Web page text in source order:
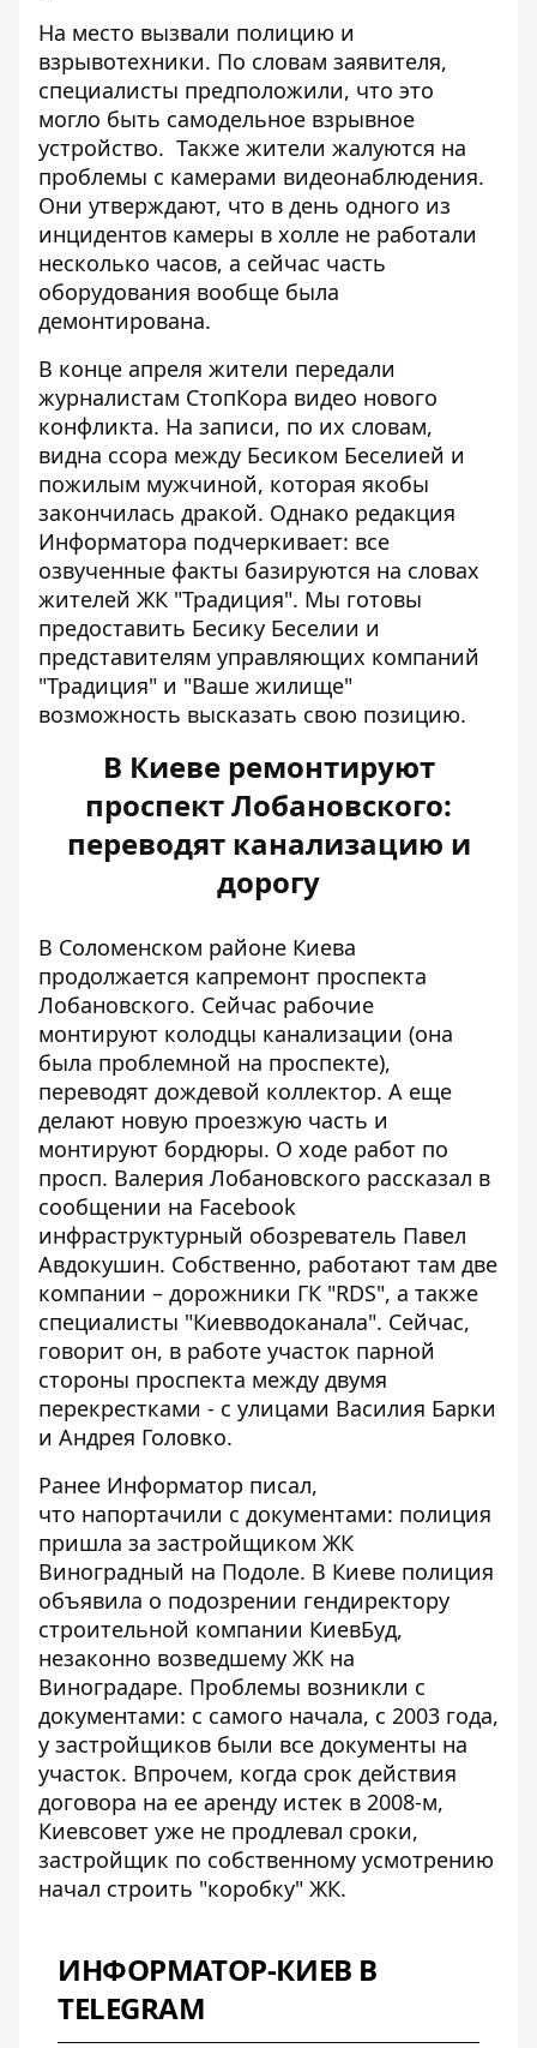
На место вызвали полицию и
взрывотехники. По словам заявителя,
специалисты предположили, что это
могло быть самодельное взрывное
устройство. Также жители жалуются на
проблемы с камерами видеонаблюдения.
Они утверждают, что в день одного из
инцидентов камеры в холле не работали
несколько часов, а сейчас часть
оборудования вообще была
демонтирована.
В конце апреля жители передали
журналистам СтопКора видео нового
конфликта. На записи, по их словам,
видна ссора между Бесиком Беселией и
пожилым мужчиной, которая якобы
закончилась дракой. Однако редакция
Информатора подчеркивает: все
озвученные факты базируются на словах
жителей ЖК "Традиция". Мы готовы
предоставить Бесику Беселии и
представителям управляющих компаний
"Традиция" и "Ваше жилище"
возможность высказать свою позицию.
В Киеве ремонтируют
проспект Лобановского:
переводят канализацию и
дорогу
В Соломенском районе Киева
продолжается капремонт проспекта
Лобановского. Сейчас рабочие
монтируют колодцы канализации (она
была проблемной на проспекте),
переводят дождевой коллектор. А еще
делают новую проезжую часть и
монтируют бордюры. О ходе работ по
просп. Валерия Лобановского рассказал в
сообщении на Facebook
инфраструктурный обозреватель Павел
Авдокушин. Собственно, работают там две
компании – дорожники ГК "RDS", а также
специалисты "Киевводоканала". Сейчас,
говорит он, в работе участок парной
стороны проспекта между двумя
перекрестками - с улицами Василия Барки
и Андрея Головко.
Ранее Информатор писал,
что напортачили с документами: полиция
пришла за застройщиком ЖК
Виноградный на Подоле. В Киеве полиция
объявила о подозрении гендиректору
строительной компании КиевБуд,
незаконно возведшему ЖК на
Виноградаре. Проблемы возникли с
документами: с самого начала, с 2003 года,
у застройщиков были все документы на
участок. Впрочем, когда срок действия
договора на ее аренду истек в 2008-м,
Киевсовет уже не продлевал сроки,
застройщик по собственному усмотрению
начал строить "коробку" ЖК.
ИНФОРМАТОР-КИЕВ В
TELEGRAM